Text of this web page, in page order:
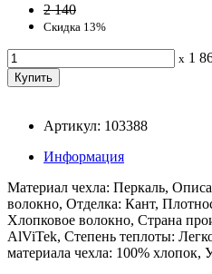
2 140
Скидка 13%
x 1
Артикул: 103388
Информация
Материал чехла: Перкаль,
волокно, Отделка: Кант,
Хлопковое волокно, Страна
AlViTek, Степень теплоты:
материала чехла: 100%